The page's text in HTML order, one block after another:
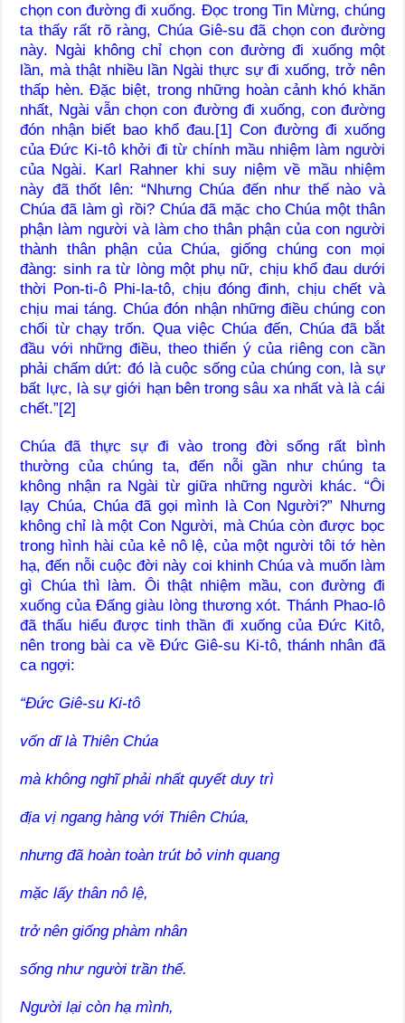
chọn con đường đi xuống. Đọc trong Tin Mừng, chúng
ta thấy rất rõ ràng, Chúa Giê-su đã chọn con đường
này. Ngài không chỉ chọn con đường đi xuống một
lần, mà thật nhiều lần Ngài thực sự đi xuống, trở nên
thấp hèn. Đặc biệt, trong những hoàn cảnh khó khăn
nhất, Ngài vẫn chọn con đường đi xuống, con đường
đón nhận biết bao khổ đau.[1] Con đường đi xuống
của Đức Ki-tô khởi đi từ chính mầu nhiệm làm người
của Ngài. Karl Rahner khi suy niệm về mầu nhiệm
này đã thốt lên: “Nhưng Chúa đến như thế nào và
Chúa đã làm gì rồi? Chúa đã mặc cho Chúa một thân
phận làm người và làm cho thân phận của con người
thành thân phận của Chúa, giống chúng con mọi
đàng: sinh ra từ lòng một phụ nữ, chịu khổ đau dưới
thời Pon-ti-ô Phi-la-tô, chịu đóng đinh, chịu chết và
chịu mai táng. Chúa đón nhận những điều chúng con
chối từ chạy trốn. Qua việc Chúa đến, Chúa đã bắt
đầu với những điều, theo thiển ý của riêng con cần
phải chấm dứt: đó là cuộc sống của chúng con, là sự
bất lực, là sự giới hạn bên trong sâu xa nhất và là cái
chết.”[2]
Chúa đã thực sự đi vào trong đời sống rất bình
thường của chúng ta, đến nỗi gần như chúng ta
không nhận ra Ngài từ giữa những người khác. “Ôi
lạy Chúa, Chúa đã gọi mình là Con Người?” Nhưng
không chỉ là một Con Người, mà Chúa còn được bọc
trong hình hài của kẻ nô lệ, của một người tôi tớ hèn
hạ, đến nỗi cuộc đời này coi khinh Chúa và muốn làm
gì Chúa thì làm. Ôi thật nhiệm mầu, con đường đi
xuống của Đấng giàu lòng thương xót. Thánh Phao-lô
đã thấu hiểu được tinh thần đi xuống của Đức Kitô,
nên trong bài ca về Đức Giê-su Ki-tô, thánh nhân đã
ca ngợi:
“Đức Giê-su Ki-tô
vốn dĩ là Thiên Chúa
mà không nghĩ phải nhất quyết duy trì
địa vị ngang hàng với Thiên Chúa,
nhưng đã hoàn toàn trút bỏ vinh quang
mặc lấy thân nô lệ,
trở nên giống phàm nhân
sống như người trần thế.
Người lại còn hạ mình,